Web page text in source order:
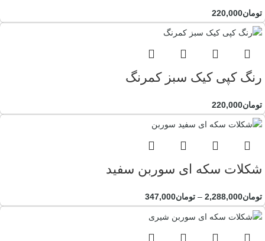
تومان220,000
رنگ کپی کیک سبز کمرنگ
تومان220,000
شکلات سکه ای سوربن سفید
تومان2,288,000
– تومان347,000